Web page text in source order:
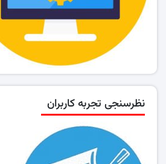
نظرسنجی تجربه کاربران